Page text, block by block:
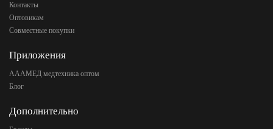
Контакты
Оптовикам
Совместные покупки
Приложения
АААМЕД медтехника оптом
Блог
Дополнительно